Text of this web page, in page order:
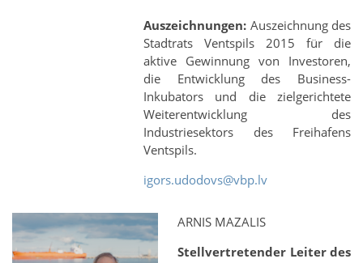
Auszeichnungen: Auszeichnung des
Stadtrats Ventspils 2015 für die
aktive Gewinnung von Investoren,
die Entwicklung des Business-
Inkubators und die zielgerichtete
Weiterentwicklung des
Industriesektors des Freihafens
Ventspils.
igors.udodovs@vbp.lv
ARNIS MAZALIS
Stellvertretender Leiter des